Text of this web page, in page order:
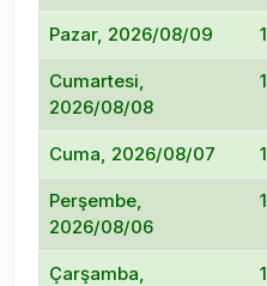
Pazar, 2026/08/09
Cumartesi,
2026/08/08
Cuma, 2026/08/07
Perşembe,
2026/08/06
Çarşamba,